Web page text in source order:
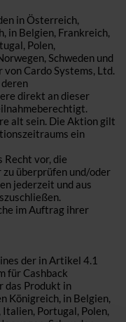
in Österreich,
in Belgien, Frankreich,
Polen,
Schweden und
Cardo Systems, Ltd.
direkt an dieser
alt sein. Die Aktion gilt
ein
Recht vor, die
überprüfen und/oder
jederzeit und aus
im Auftrag ihrer
der in Artikel 4.1
für Cashback
das Produkt in
Königreich, in Belgien,
Portugal, Polen,